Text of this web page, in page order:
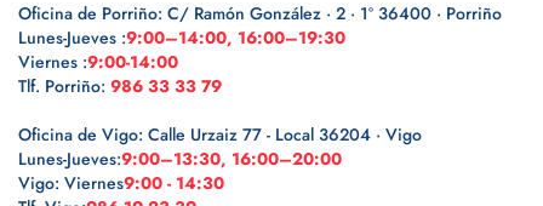
Oficina de Porriño: C/ Ramón González · 2 · 1º 36400 · Porriño
Lunes-Jueves :9:00–14:00, 16:00–19:30
Viernes :9:00-14:00
Tlf. Porriño: 986 33 33 79
Oficina de Vigo: Calle Urzaiz 77 - Local 36204 · Vigo
Lunes-Jueves:9:00–13:30, 16:00–20:00
Vigo: Viernes9:00 - 14:30